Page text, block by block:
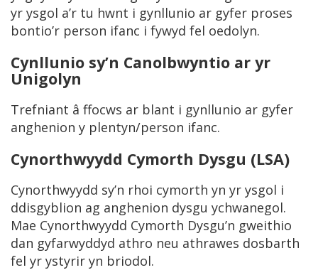
yr ysgol a’r tu hwnt i gynllunio ar gyfer proses
bontio’r person ifanc i fywyd fel oedolyn.
Cynllunio sy’n Canolbwyntio ar yr
Unigolyn
Trefniant â ffocws ar blant i gynllunio ar gyfer
anghenion y plentyn/person ifanc.
Cynorthwyydd Cymorth Dysgu (LSA)
Cynorthwyydd sy’n rhoi cymorth yn yr ysgol i
ddisgyblion ag anghenion dysgu ychwanegol.
Mae Cynorthwyydd Cymorth Dysgu’n gweithio
dan gyfarwyddyd athro neu athrawes dosbarth
fel yr ystyrir yn briodol.